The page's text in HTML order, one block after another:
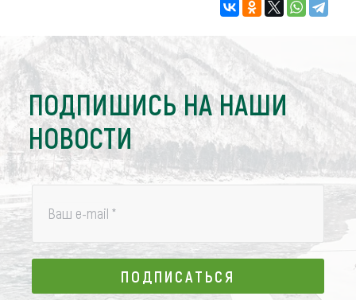
ПОДПИШИСЬ НА НАШИ
НОВОСТИ
Ваш e-mail *
ПОДПИСАТЬСЯ